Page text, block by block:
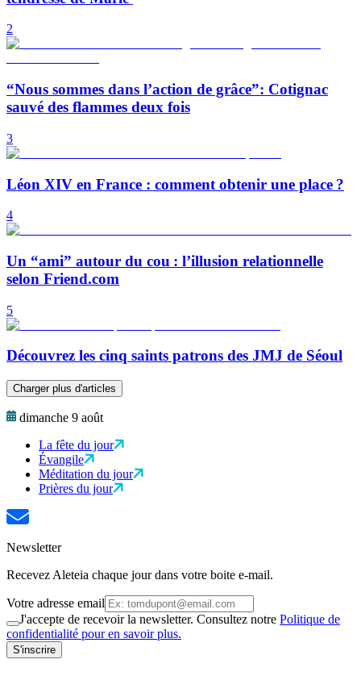
2
“Nous sommes dans l’action de grâce”: Cotignac
sauvé des flammes deux fois
3
Léon XIV en France : comment obtenir une place ?
4
Un “ami” autour du cou : l’illusion relationnelle
selon Friend.com
5
Découvrez les cinq saints patrons des JMJ de Séoul
Charger plus d'articles
dimanche 9 août
La fête du jour
Évangile
Méditation du jour
Prières du jour
Newsletter
Recevez Aleteia chaque jour dans votre boite e-mail.
Votre adresse email
J'accepte de recevoir la newsletter. Consultez notre Politique de
confidentialité pour en savoir plus.
S'inscrire